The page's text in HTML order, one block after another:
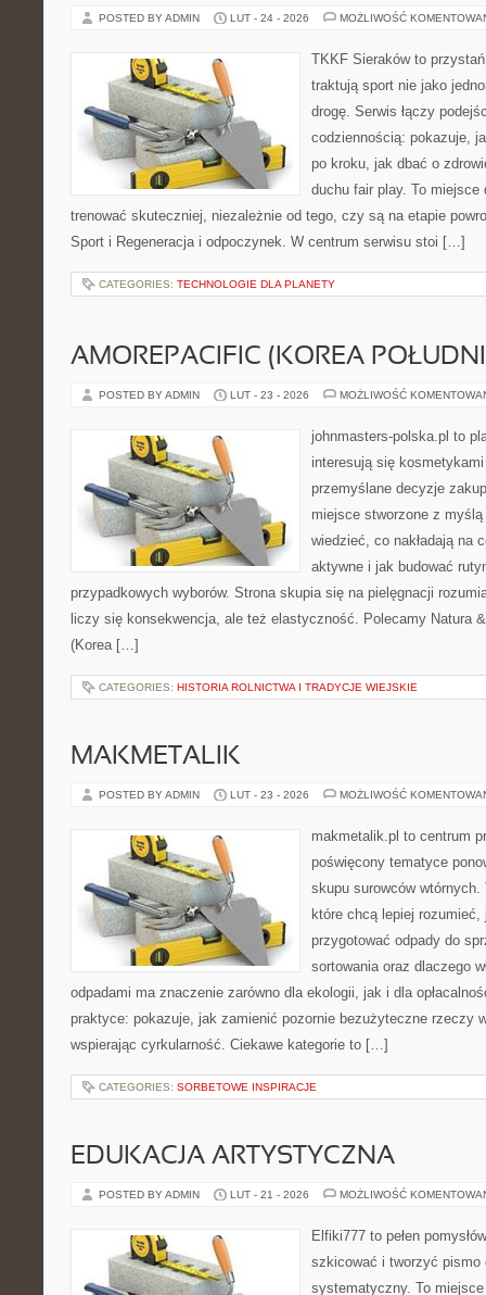
POSTED BY ADMIN LUT - 24 - 2026 MOŻLIWOŚĆ
TKKF Sieraków to
traktują sport nie jako
drogę. Serwis łączy
codziennością: pokazuje,
po kroku, jak dbać o
duchu fair play. To
trenować skuteczniej, niezależnie od tego, czy są na etapie
Sport i Regeneracja i odpoczynek. W centrum serwisu stoi […]
CATEGORIES: TECHNOLOGIE DLA PLANETY
AMOREPACIFIC (KOREA
POSTED BY ADMIN LUT - 23 - 2026 MOŻLIWOŚĆ
johnmasters-polska.pl to
interesują się
przemyślane decyzje
miejsce stworzone z
wiedzieć, co nakładają na
aktywne i jak budować
przypadkowych wyborów. Strona skupia się na pielęgnacji
liczy się konsekwencja, ale też elastyczność. Polecamy Natura
(Korea […]
CATEGORIES: HISTORIA ROLNICTWA I TRADYCJE WIEJSKIE
MAKMETALIK
POSTED BY ADMIN LUT - 23 - 2026 MOŻLIWOŚĆ
makmetalik.pl to centrum
poświęcony tematyce
skupu surowców
które chcą lepiej
przygotować odpady do
sortowania oraz dlaczego
odpadami ma znaczenie zarówno dla ekologii, jak i dla
praktyce: pokazuje, jak zamienić pozornie bezużyteczne rzeczy
wspierając cyrkularność. Ciekawe kategorie to […]
CATEGORIES: SORBETOWE INSPIRACJE
EDUKACJA ARTYSTYCZNA
POSTED BY ADMIN LUT - 21 - 2026 MOŻLIWOŚĆ
Elfiki777 to pełen
szkicować i tworzyć pismo
systematyczny. To